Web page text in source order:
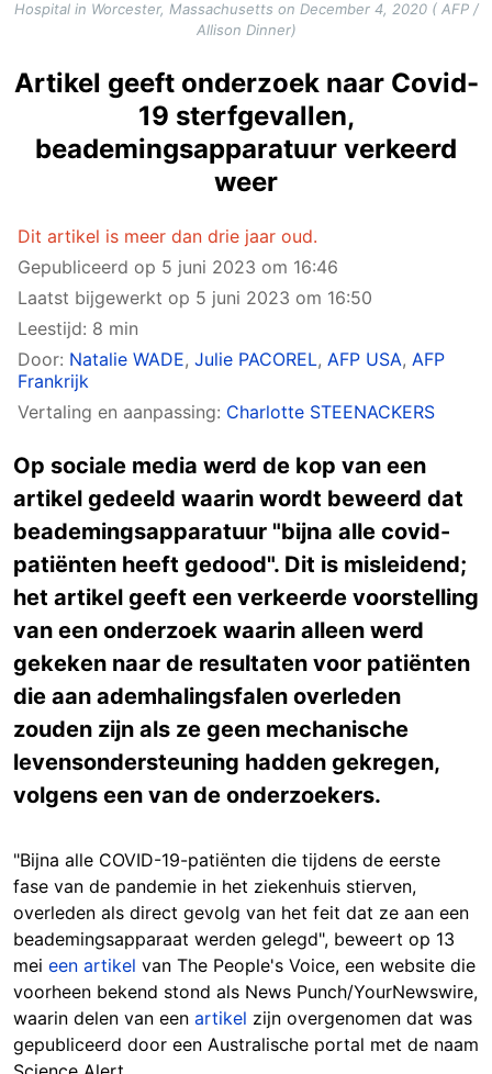
Hospital in Worcester, Massachusetts on December 4, 2020 ( AFP /
Allison Dinner)
Artikel geeft onderzoek naar Covid-
19 sterfgevallen,
beademingsapparatuur verkeerd
weer
Dit artikel is meer dan drie jaar oud.
Gepubliceerd op 5 juni 2023 om 16:46
Laatst bijgewerkt op 5 juni 2023 om 16:50
Leestijd: 8 min
Door: Natalie WADE, Julie PACOREL, AFP USA, AFP
Frankrijk
Vertaling en aanpassing: Charlotte STEENACKERS
Op sociale media werd de kop van een
artikel gedeeld waarin wordt beweerd dat
beademingsapparatuur "bijna alle covid-
patiënten heeft gedood". Dit is misleidend;
het artikel geeft een verkeerde voorstelling
van een onderzoek waarin alleen werd
gekeken naar de resultaten voor patiënten
die aan ademhalingsfalen overleden
zouden zijn als ze geen mechanische
levensondersteuning hadden gekregen,
volgens een van de onderzoekers.
"Bijna alle COVID-19-patiënten die tijdens de eerste
fase van de pandemie in het ziekenhuis stierven,
overleden als direct gevolg van het feit dat ze aan een
beademingsapparaat werden gelegd", beweert op 13
mei een artikel van The People's Voice, een website die
voorheen bekend stond als News Punch/YourNewswire,
waarin delen van een artikel zijn overgenomen dat was
gepubliceerd door een Australische portal met de naam